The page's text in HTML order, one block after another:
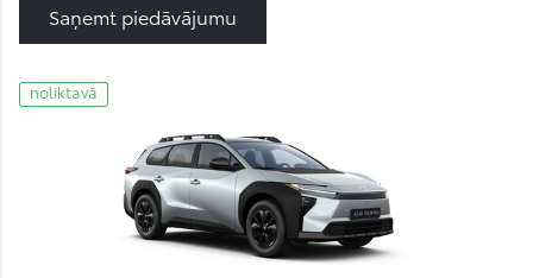
Saņemt piedāvājumu
noliktavā